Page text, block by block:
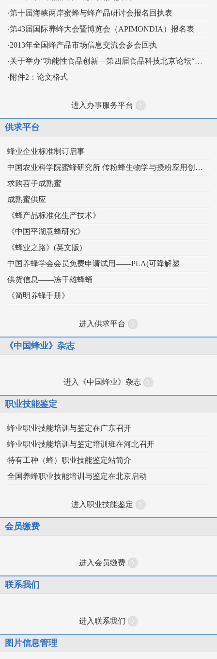
·第十届海峡两岸蜜蜂与蜂产品研讨会报名回执表
·第43届国际养蜂大会暨博览会（APIMONDIA）报名表
·2013年全国蜂产品市场信息交流会参会回执
·关于举办“功能性食品创新—第四届食品科技北京论坛“的通知
·附件2：论文格式
进入办事服务平台
供求平台
蜂业企业标准制订启事
中国农业科学院蜜蜂研究所 传粉蜂生物学与授粉应用创新团队
求购苕子成熟蜜
成熟蜜供应
《蜂产品标准化生产技术》
《中国平湖意蜂研究》
《蜂业之路》(英文版)
中国养蜂学会会员免费申请试用——PLA(可降解塑
供货信息——冻干雄蜂蛹
《简明养蜂手册》
进入供求平台
《中国蜂业》杂志
进入《中国蜂业》杂志
职业技能鉴定
蜂业职业技能培训与鉴定在广东召开
蜂业职业技能培训与鉴定培训班在河北召开
特有工种（蜂）职业技能鉴定站简介
全国养蜂职业技能培训与鉴定在北京启动
进入职业技能鉴定
会员缴费
进入会员缴费
联系我们
进入联系我们
图片信息管理